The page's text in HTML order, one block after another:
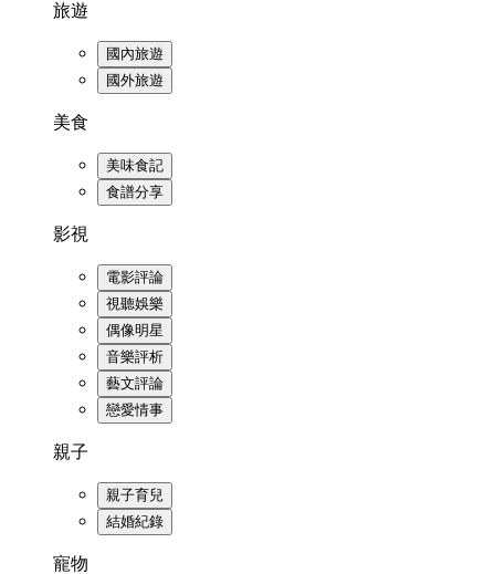
旅遊
國內旅遊
國外旅遊
美食
美味食記
食譜分享
影視
電影評論
視聽娛樂
偶像明星
音樂評析
藝文評論
戀愛情事
親子
親子育兒
結婚紀錄
寵物